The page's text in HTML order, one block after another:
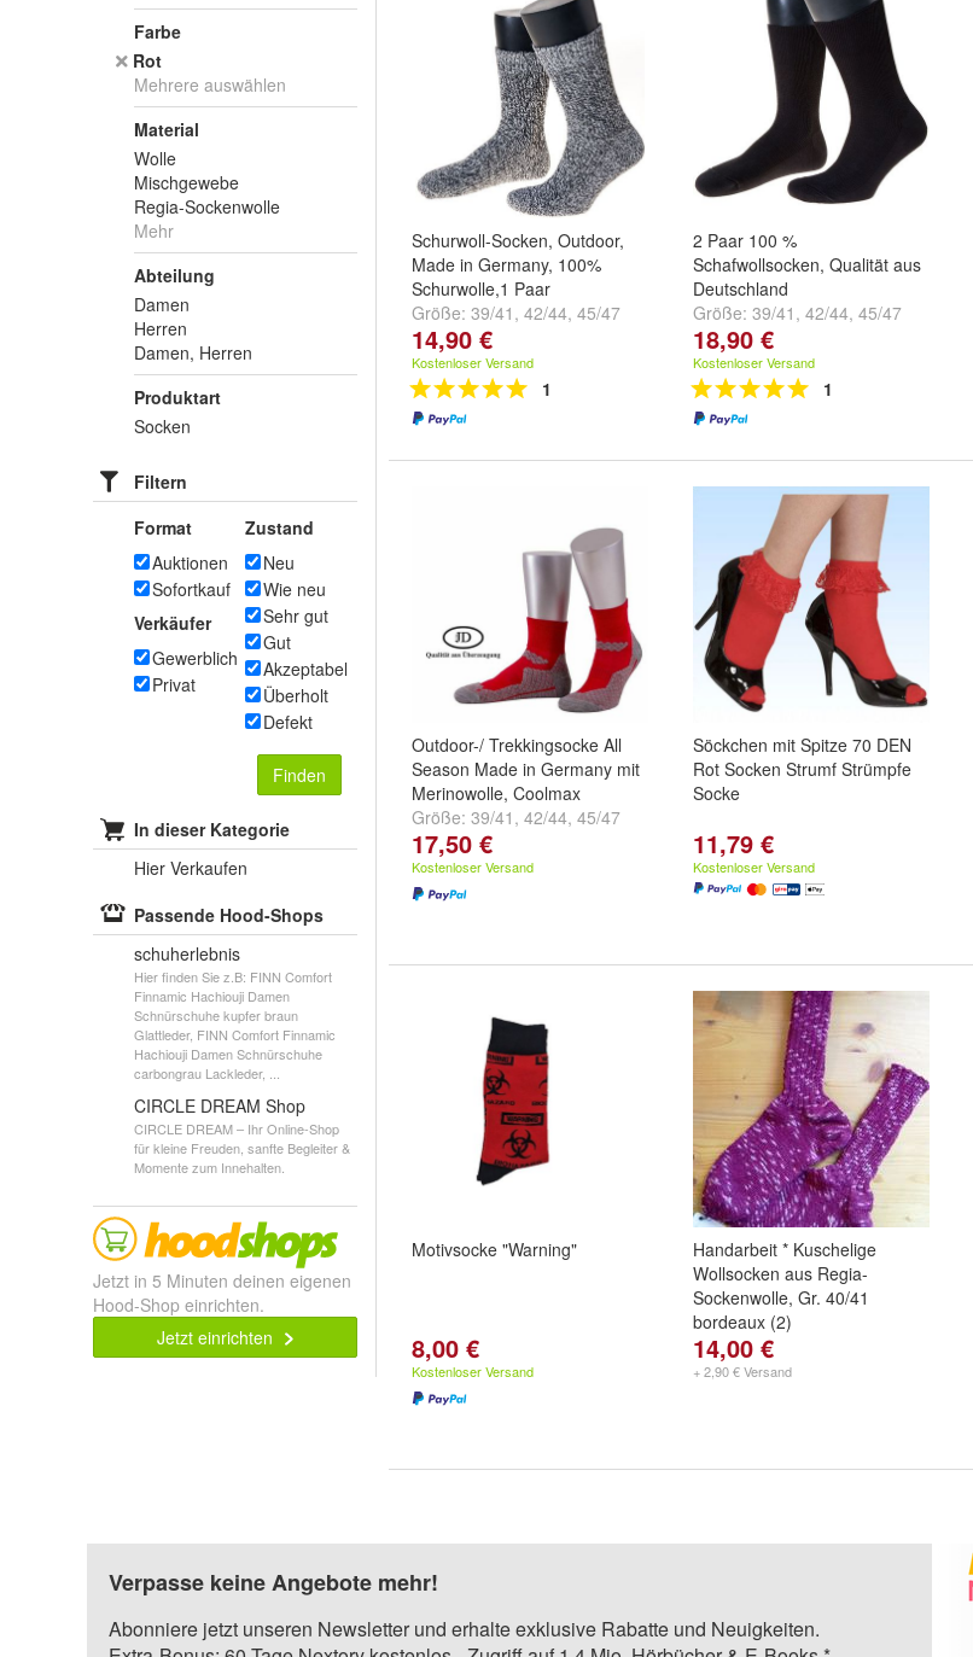
Farbe
Rot
Mehrere auswählen
Material
Wolle
Mischgewebe
Regia-Sockenwolle
Mehr
Abteilung
Damen
Herren
Damen, Herren
Produktart
Socken
Filtern
Format
Auktionen
Sofortkauf
Verkäufer
Gewerblich
Privat
Zustand
Neu
Wie neu
Sehr gut
Gut
Akzeptabel
Überholt
Defekt
Finden
In dieser Kategorie
Hier Verkaufen
Passende Hood-Shops
schuherlebnis
Hier finden Sie z.B: FINN Comfort
Finnamic Hachiouji Damen
Schnürschuhe kupfer braun
Glattleder, FINN Comfort Finnamic
Hachiouji Damen Schnürschuhe
carbongrau Lackleder, ...
CIRCLE DREAM Shop
CIRCLE DREAM – Ihr Online-Shop
für kleine Freuden, sanfte Begleiter &
Momente zum Innehalten.
Jetzt in 5 Minuten deinen eigenen
Hood-Shop einrichten.
Jetzt einrichten
Schurwoll-Socken, Outdoor,
Made in Germany, 100%
Schurwolle,1 Paar
Größe: 39/41 , 42/44, 45/47
und weitere ...
14,90 €
Kostenloser Versand
1
2 Paar 100 %
Schafwollsocken, Qualität aus
Deutschland
Größe: 39/41 , 42/44, 45/47
und weitere ...
18,90 €
Kostenloser Versand
1
Outdoor-/ Trekkingsocke All
Season Made in Germany mit
Merinowolle, Coolmax
Größe: 39/41 , 42/44, 45/47
und weitere ...
17,50 €
Kostenloser Versand
Söckchen mit Spitze 70 DEN
Rot Socken Strumf Strümpfe
Socke
11,79 €
Kostenloser Versand
Motivsocke "Warning"
8,00 €
Kostenloser Versand
Handarbeit * Kuschelige
Wollsocken aus Regia-
Sockenwolle, Gr. 40/41
bordeaux (2)
14,00 €
+ 2,90 € Versand
Verpasse keine Angebote mehr!
Abonniere jetzt unseren Newsletter und erhalte exklusive Rabatte und Neuigkeiten.